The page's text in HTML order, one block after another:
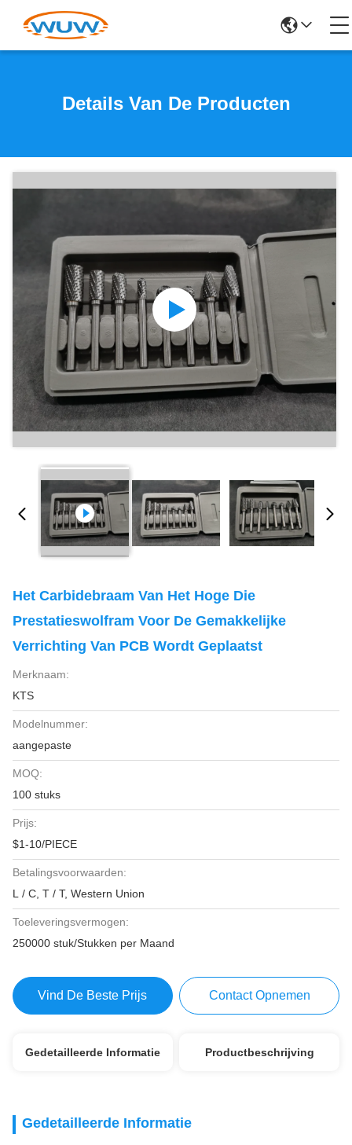
Details Van De Producten
Het Carbidebraam Van Het Hoge Die
Prestatieswolfram Voor De Gemakkelijke
Verrichting Van PCB Wordt Geplaatst
Merknaam:
KTS
Modelnummer:
aangepaste
MOQ:
100 stuks
Prijs:
$1-10/PIECE
Betalingsvoorwaarden:
L / C, T / T, Western Union
Toeleveringsvermogen:
250000 stuk/Stukken per Maand
Vind De Beste Prijs Contact Opnemen
Gedetailleerde Informatie Productbeschrijving
Gedetailleerde Informatie